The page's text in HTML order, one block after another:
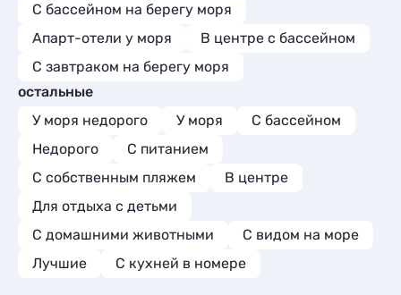
С бассейном на берегу моря
Апарт-отели у моря
В центре с бассейном
С завтраком на берегу моря
остальные
У моря недорого
У моря
С бассейном
Недорого
С питанием
С собственным пляжем
В центре
Для отдыха с детьми
С домашними животными
С видом на море
Лучшие
C кухней в номере